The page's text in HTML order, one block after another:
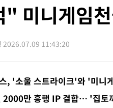
펄펄'…동해안 일부 지역엔 호의주의
물폭탄…도로 잠기고 담벼락 붕괴
산삼 9뿌리 발견…감정가 1.3억원
실종 60대, 닷새 만에 숨진 채 발견
게임서 '홈팀' 일본과 한일전
보트 전복…1명 사망·1명 실종
미니게임
2026.07.09 11:43:20
, '소울 스트라이크'와 '미니
2000만 흥행 IP 결합… '집토